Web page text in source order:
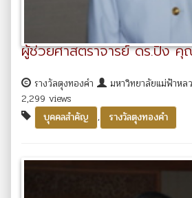
ผู้ช่วยศาสตราจารย์ ดร.ปิง
รางวัลตุงทองคำ มหาวิทยาลัยแม่ฟ้าหล
2,299 views
บุคคลสำคัญ
, รางวัลตุงทองคำ